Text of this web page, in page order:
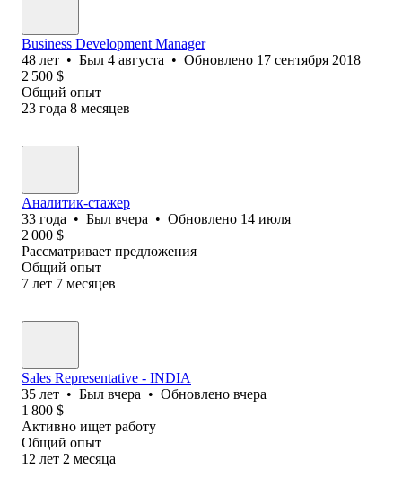
Business Development Manager
48 лет • Был 4 августа • Обновлено 17 сентября 2018
2 500 $
Общий опыт
23 года 8 месяцев
Аналитик-стажер
33 года • Был вчера • Обновлено 14 июля
2 000 $
Рассматривает предложения
Общий опыт
7 лет 7 месяцев
Sales Representative - INDIA
35 лет • Был вчера • Обновлено вчера
1 800 $
Активно ищет работу
Общий опыт
12 лет 2 месяца